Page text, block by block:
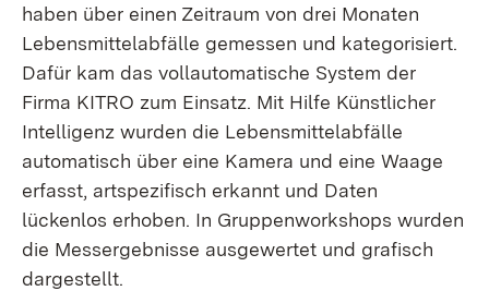
haben über einen Zeitraum von drei Monaten
Lebensmittelabfälle gemessen und kategorisiert.
Dafür kam das vollautomatische System der
Firma KITRO zum Einsatz. Mit Hilfe Künstlicher
Intelligenz wurden die Lebensmittelabfälle
automatisch über eine Kamera und eine Waage
erfasst, artspezifisch erkannt und Daten
lückenlos erhoben. In Gruppenworkshops wurden
die Messergebnisse ausgewertet und grafisch
dargestellt.